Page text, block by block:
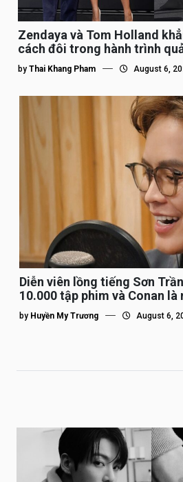
Zendaya và Tom Holland
cách đôi trong hành trình
by Thai Khang Pham August 6,
Diễn viên lồng tiếng Sơn
10.000 tập phim và Conan là
nhất”
by Huyền My Trương August 6,